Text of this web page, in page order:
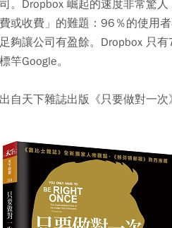
。Dropbox 崛起的速度非常驚
費或收費」的難題：96％的使用
夠讓公司有盈餘。 Dropbox 只
竿Google。
自天下雜誌出版《只要做對一次